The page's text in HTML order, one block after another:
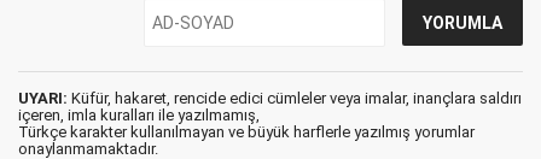
UYARI: Küfür, hakaret, rencide edici cümleler veya imalar, inançlara saldırı
içeren, imla kuralları ile yazılmamış,
Türkçe karakter kullanılmayan ve büyük harflerle yazılmış yorumlar
onaylanmamaktadır.